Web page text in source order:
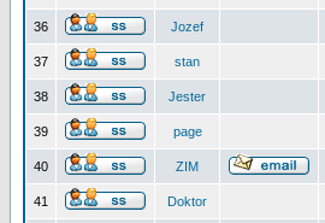
36 Jozef
37 stan
38 Jester
39 page
40 ZIM
41 Doktor